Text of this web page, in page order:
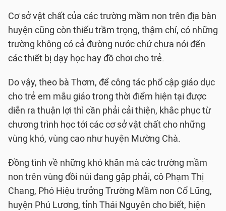
Cơ sở vật chất của các trường mầm non trên địa bàn
huyện cũng còn thiếu trầm trọng, thậm chí, có những
trường không có cả đường nước chứ chưa nói đến
các thiết bị dạy học hay đồ chơi cho trẻ.
Do vậy, theo bà Thơm, để công tác phổ cập giáo dục
cho trẻ em mẫu giáo trong thời điểm hiện tại được
diễn ra thuận lợi thì cần phải cải thiện, khắc phục từ
chương trình học tới các cơ sở vật chất cho những
vùng khó, vùng cao như huyện Mường Chà.
Đồng tình về những khó khăn mà các trường mầm
non trên vùng đồi núi đang gặp phải, cô Phạm Thị
Chang, Phó Hiệu trưởng Trường Mầm non Cổ Lũng,
huyện Phú Lương, tỉnh Thái Nguyên cho biết, hiện